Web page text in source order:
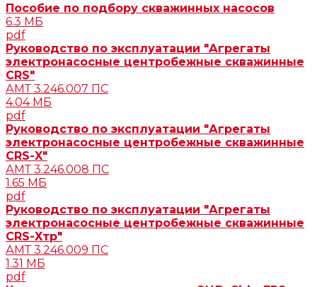
Пособие по подбору скважинных насосов
6.3 МБ
pdf
Руководство по эксплуатации "Агрегаты
электронасосные центробежные скважинные
CRS"
АМТ 3.246.007 ПС
4.04 МБ
pdf
Руководство по эксплуатации "Агрегаты
электронасосные центробежные скважинные
CRS-X"
АМТ 3.246.008 ПС
1.65 МБ
pdf
Руководство по эксплуатации "Агрегаты
электронасосные центробежные скважинные
CRS-Хтр"
АМТ 3.246.009 ПС
1.31 МБ
pdf